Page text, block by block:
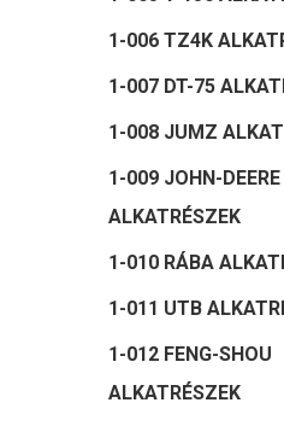
Hit enter to search
1-006 TZ4K
1-007 DT-75
1-008 JUMZ
1-009 JOHN-DEERE
ALKATRÉSZEK
1-010 RÁBA
1-011 UTB
1-012 FENG-SHOU
ALKATRÉSZEK